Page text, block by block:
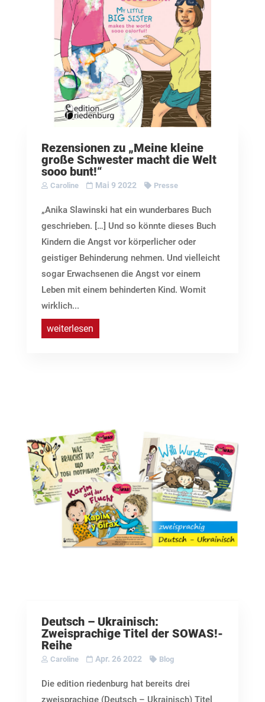
Rezensionen zu „Meine kleine
große Schwester macht die Welt
sooo bunt!“
Caroline Mai 9 2022 Presse
„Anika Slawinski hat ein wunderbares Buch
geschrieben. […] Und so könnte dieses Buch
Kindern die Angst vor körperlicher oder
geistiger Behinderung nehmen. Und vielleicht
sogar Erwachsenen die Angst vor einem
Leben mit einem behinderten Kind. Womit
wirklich...
weiterlesen
Deutsch – Ukrainisch:
Zweisprachige Titel der SOWAS!-
Reihe
Caroline Apr. 26 2022 Blog
Die edition riedenburg hat bereits drei
zweisprachige (Deutsch – Ukrainisch) Titel